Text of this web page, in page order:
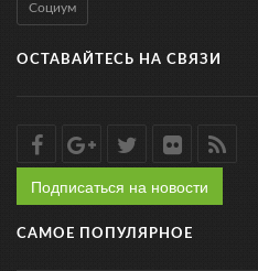
Социум
ОСТАВАЙТЕСЬ НА СВЯЗИ
Подписаться на новости
САМОЕ ПОПУЛЯРНОЕ